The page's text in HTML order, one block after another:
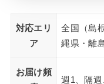
対応エリ
ア
全国（島
縄県・離
お届け頻
週1、隔週